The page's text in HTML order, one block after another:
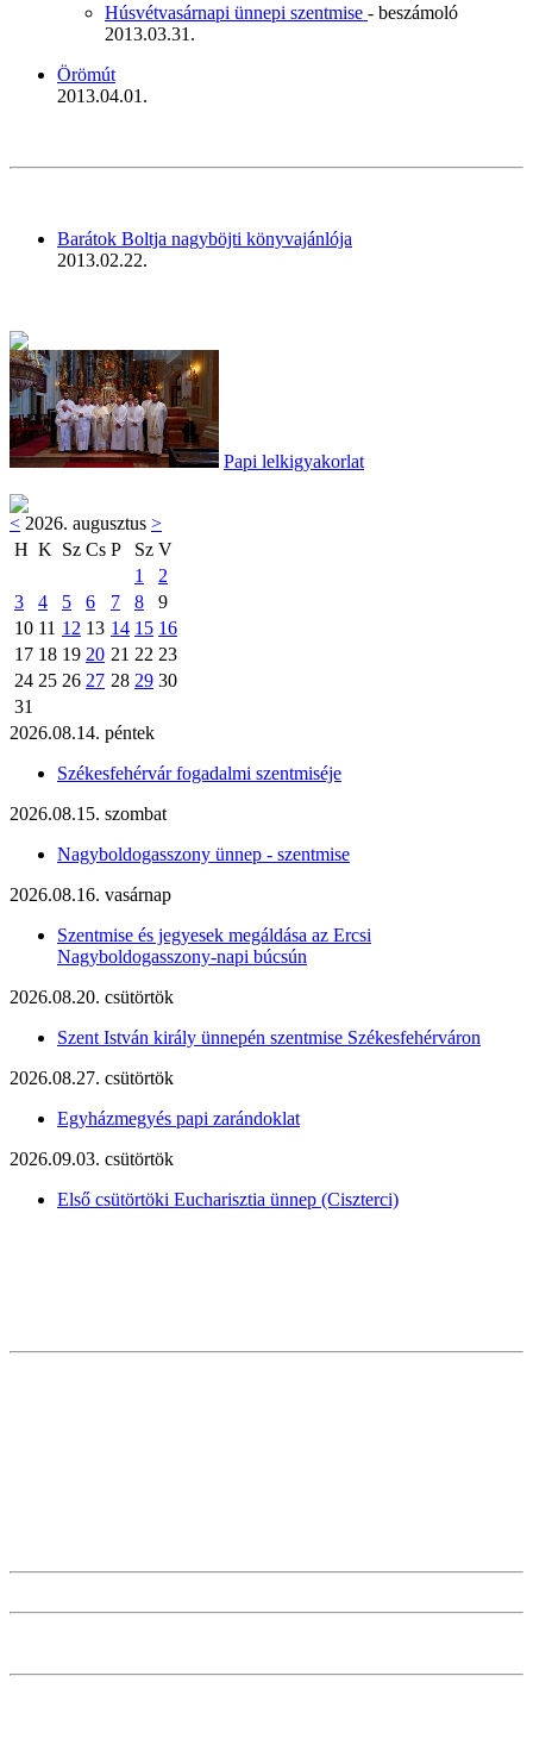
Húsvétvasárnapi ünnepi szentmise - beszámoló
2013.03.31.
Örömút
2013.04.01.
Barátok Boltja nagyböjti könyvajánlója
2013.02.22.
Papi lelkigyakorlat
< 2026. augusztus >
H K Sz Cs P Sz V
1
2
3
4 5 6 7 8
9
10 11 12 13 14 15 16
17 18 19 20 21 22 23
24 25 26 27 28 29 30
31
2026.08.14. péntek
Székesfehérvár fogadalmi szentmiséje
2026.08.15. szombat
Nagyboldogasszony ünnep - szentmise
2026.08.16. vasárnap
Szentmise és jegyesek megáldása az Ercsi
Nagyboldogasszony-napi búcsún
2026.08.20. csütörtök
Szent István király ünnepén szentmise Székesfehérváron
2026.08.27. csütörtök
Egyházmegyés papi zarándoklat
2026.09.03. csütörtök
Első csütörtöki Eucharisztia ünnep (Ciszterci)